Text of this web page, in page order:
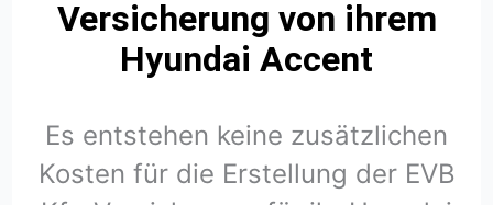
Versicherung von ihrem
Hyundai Accent
Es entstehen keine zusätzlichen
Kosten für die Erstellung der EVB